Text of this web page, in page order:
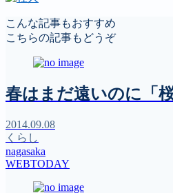
こんな記事もおすすめ
こちらの記事もどうぞ
春はまだ遠いのに「
2014.09.08
くらし
nagasaka
WEBTODAY